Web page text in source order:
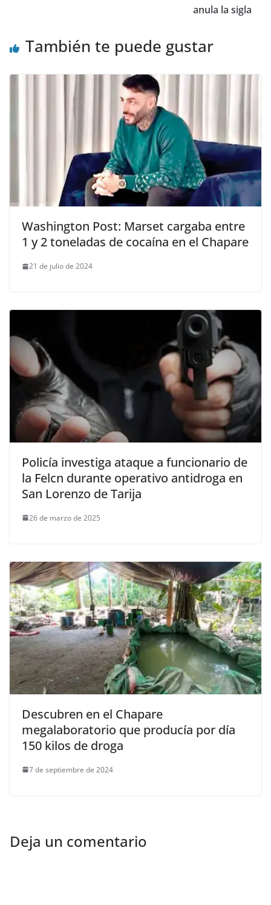
anula la sigla
También te puede gustar
Washington Post: Marset cargaba entre
1 y 2 toneladas de cocaína en el Chapare
21 de julio de 2024
Policía investiga ataque a funcionario de
la Felcn durante operativo antidroga en
San Lorenzo de Tarija
26 de marzo de 2025
Descubren en el Chapare
megalaboratorio que producía por día
150 kilos de droga
7 de septiembre de 2024
Deja un comentario